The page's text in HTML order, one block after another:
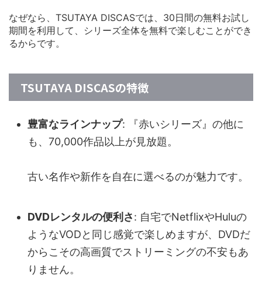
なぜなら、TSUTAYA DISCASでは、30日間の無料お試し
期間を利用して、シリーズ全体を無料で楽しむことができ
るからです。
TSUTAYA DISCASの特徴
豊富なラインナップ: 『赤いシリーズ』の他に
も、70,000作品以上が見放題。
古い名作や新作を自在に選べるのが魅力です。
DVDレンタルの便利さ: 自宅でNetflixやHuluの
ようなVODと同じ感覚で楽しめますが、DVDだ
からこその高画質でストリーミングの不安もあ
りません。